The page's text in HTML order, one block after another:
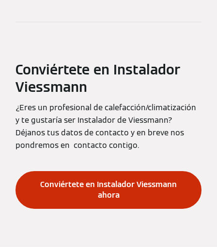
Conviértete en Instalador
Viessmann
¿Eres un profesional de calefacción/climatización
y te gustaría ser Instalador de Viessmann?
Déjanos tus datos de contacto y en breve nos
pondremos en contacto contigo.
Conviértete en Instalador Viessmann
ahora